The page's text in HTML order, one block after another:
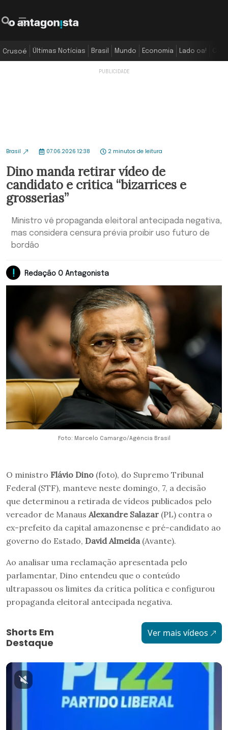
Crusoé Últimas Notícias Brasil Mundo Economia Lado oa!
Brasil 07.06.2026 12:38 2 minutos de leitura
Dino manda retirar vídeo de
candidato e critica “bizarrices e
grosserias”
Ministro vê propaganda eleitoral antecipada negativa,
mas considera censura prévia proibir uso futuro de
bordão
Redação O Antagonista
Foto: Marcelo Camargo/Agência Brasil
O ministro Flávio Dino (foto), do Supremo Tribunal
Federal (STF), manteve neste domingo, 7, a decisão
que determinou a retirada de vídeos publicados pelo
vereador de Manaus Alexandre Salazar (PL) contra o
ex-prefeito da capital amazonense e pré-candidato ao
governo do Estado, David Almeida (Avante).
Ao analisar uma reclamação apresentada pelo
parlamentar, Dino entendeu que o conteúdo
ultrapassou os limites da crítica política e configurou
propaganda eleitoral antecipada negativa.
Shorts Em
Destaque
Ver mais vídeos